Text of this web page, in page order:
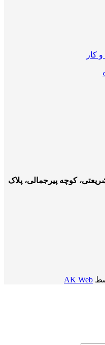
کار
شریعتی، کوچه پیرجمالی، پلاک
AK Web